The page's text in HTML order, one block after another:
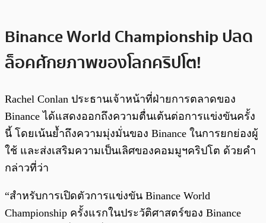
Binance World Championship ปลด
ล็อคศักยภาพของโลกคริปโต!
Rachel Conlan ประธานเจ้าหน้าที่ฝ่ายการตลาดของ
Binance ได้แสดงออกถึงความตื่นเต้นต่อการแข่งขันครั้ง
นี้ โดยเน้นย้ำถึงความมุ่งมั่นของ Binance ในการยกย่องผู้
ใช้ และส่งเสริมความเป็นเลิศของคอมมูฯคริปโต ด้วยคำ
กล่าวที่ว่า
“สำหรับการเปิดตัวการแข่งขัน Binance World
Championship ครั้งแรกในประวัติศาสตร์ของ Binance